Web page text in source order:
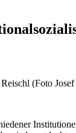
(Foto